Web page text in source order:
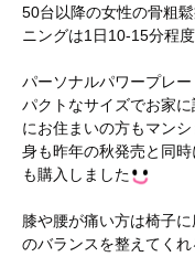
50台以降の女性の骨粗
ニングは1日10-15分程
パーソナルパワープレ
パクトなサイズでお家
にお住まいの方もマン
身も昨年の秋発売と同
も購入しました
膝や腰が痛い方は椅子
のバランスを整えてく